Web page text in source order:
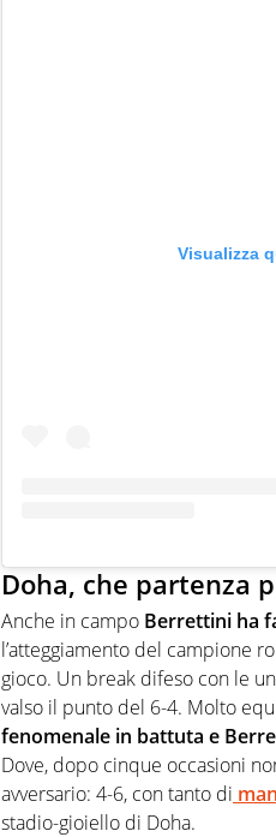
Visualizza
Doha, che partenza
Anche in campo Berrettini ha
l’atteggiamento del campione
gioco. Un break difeso con le
valso il punto del 6-4. Molto
fenomenale in battuta e
Dove, dopo cinque occasioni
avversario: 4-6, con tanto di
stadio-gioiello di Doha.